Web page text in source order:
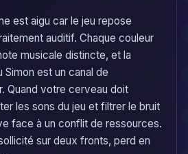
est aigu car le jeu repose
auditif. Chaque couleur
musicale distincte, et la
Simon est un canal de
Quand votre cerveau doit
les sons du jeu et filtrer le bruit
face à un conflit de ressources.
sur deux fronts, perd en